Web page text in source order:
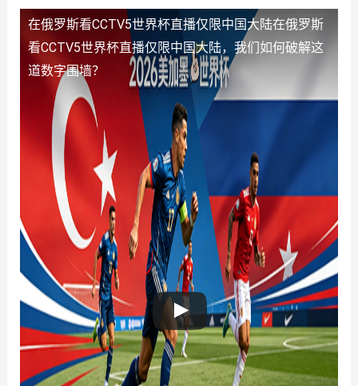
在俄罗斯看CCTV5世界杯直播仅限中国大陆在俄罗斯
看CCTV5世界杯直播仅限中国大陆，我们如何破解这
道数字围墙？